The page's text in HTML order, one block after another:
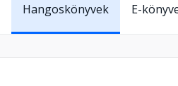
Hangoskönyvek E-